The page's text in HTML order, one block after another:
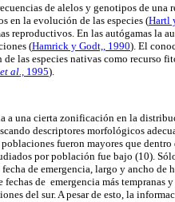
de alelos y genotipos de una
en la evolución de las especies (Hartl
reproductivos. En las autógamas la
(Hamrick y Godt,, 1990). El
las especies nativas como recurso
et al., 1995).
a una cierta zonificación en la
descriptores morfológicos
fueron mayores que
por población fue bajo (10).
de emergencia, largo y ancho de
de emergencia más tempranas
del sur. A pesar de esto, la